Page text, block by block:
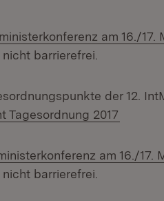
am 16./
barrierefrei.
der 12.
Tagesordnung 2017
am 16./17.
barrierefrei.